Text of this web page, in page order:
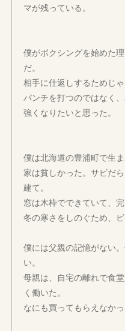
マが残っている。
僕がボクシングを始めた
だ。
相手に仕返しするためじ
パンチを打つのではなく
強くなりたいと思った。
僕は北海道の豊浦町で生ま
家は貧しかった。サビだ
建て。
窓は木枠でできていて、完
冬の寒さをしのぐため、
僕には父親の記憶がない
い。
母親は、自宅の離れで食
く働いた。
なにも買ってもらえなかっ